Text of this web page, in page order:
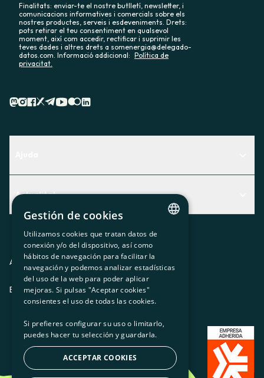
Finalitats: enviar-te el nostre butlletí, newsletter, i
comunicacions informatives i comercials sobre els
nostres productes, serveis i esdeveniments. Drets:
pots retirar el teu consentiment en qualsevol
moment, així com accedir, rectificar i suprimir les
teves dades i altres drets a somenergia@delegado-
datos.com. Informació addicional: Política de
privacitat.
Descobreix quin servei t'encaixa millor
Contacte
Actualitat
Actualitat
El racó de la sòcia
Premsa
Treballa amb nosaltres
Avis legalPolítica de privacitat Política de cookies
ES CAGLEU
CATALAN
SPANISH
GL
BASQUE
Gestión de cookies
Utilizamos cookies que tratan datos de
conexión y/o del dispositivo, así como
hábitos de navegación para facilitar la
navegación y podemos analizar estadísticas
del uso de la web para poder aplicar
mejoras. Si pulsas "Aceptar cookies"
consientes el uso de todas las cookies.
Si prefieres configurar su uso o limitarlo,
puedes hacer tu selección y guardarla.
ACCEPTAR COOKIES